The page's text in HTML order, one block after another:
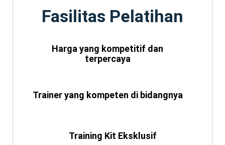
Fasilitas Pelatihan
Harga yang kompetitif dan
terpercaya
Trainer yang kompeten di bidangnya
Training Kit Eksklusif